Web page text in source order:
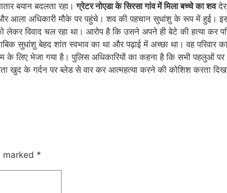
बयान बदलता रहा।ग्रेटर नोएडा के सिरसा गांव में मिला बच्चे का शवदेर
आला अधिकारी मौके पर पहुंचे। शव की पहचान सुधांशु के रूप में हुई।
लेकर विवाद चल रहा था। आरोप है कि उसने अपने ही बेटे की हत्या कर
सुधांशु बेहद शांत स्वभाव का था और पढ़ाई में अच्छा था। वह परिवार
के लिए भेजा गया है। पुलिस अधिकारियों का कहना है कि सभी पहलुओं
पिता खुद के गर्दन पर ब्लेड से वार कर आत्महत्या करने की कोशिश
marked *